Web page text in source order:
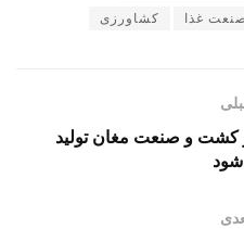
غذا کشاورزی
کشت و صنعت مغان تولید